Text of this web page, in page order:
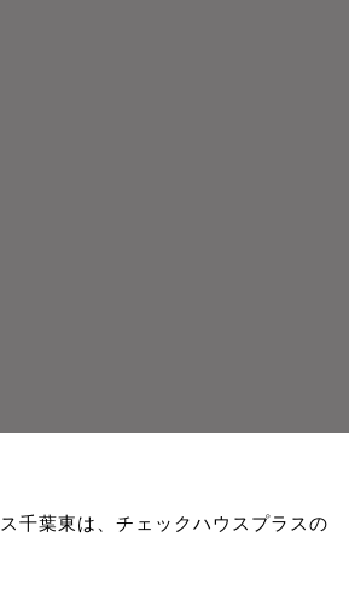
千葉東は、チェックハウスプラスの